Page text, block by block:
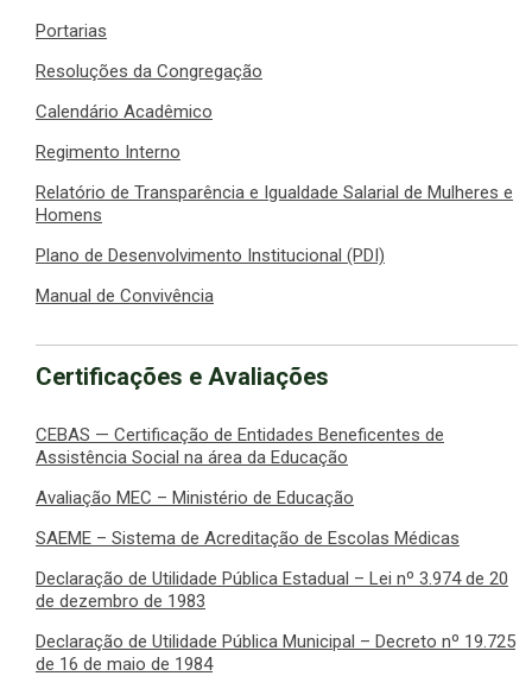
Portarias
Resoluções da Congregação
Calendário Acadêmico
Regimento Interno
Relatório de Transparência e Igualdade Salarial de Mulheres e
Homens
Plano de Desenvolvimento Institucional (PDI)
Manual de Convivência
Certificações e Avaliações
CEBAS — Certificação de Entidades Beneficentes de
Assistência Social na área da Educação
Avaliação MEC – Ministério de Educação
SAEME – Sistema de Acreditação de Escolas Médicas
Declaração de Utilidade Pública Estadual – Lei nº 3.974 de 20
de dezembro de 1983
Declaração de Utilidade Pública Municipal – Decreto nº 19.725
de 16 de maio de 1984